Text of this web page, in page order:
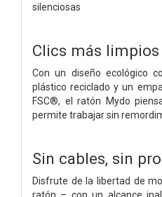
silenciosas
Clics más limpios
Con un diseño ecológico
plástico reciclado y un
FSC®, el ratón Mydo
permite trabajar sin
Sin cables, sin
Disfrute de la libertad de
ratón – con un alcance